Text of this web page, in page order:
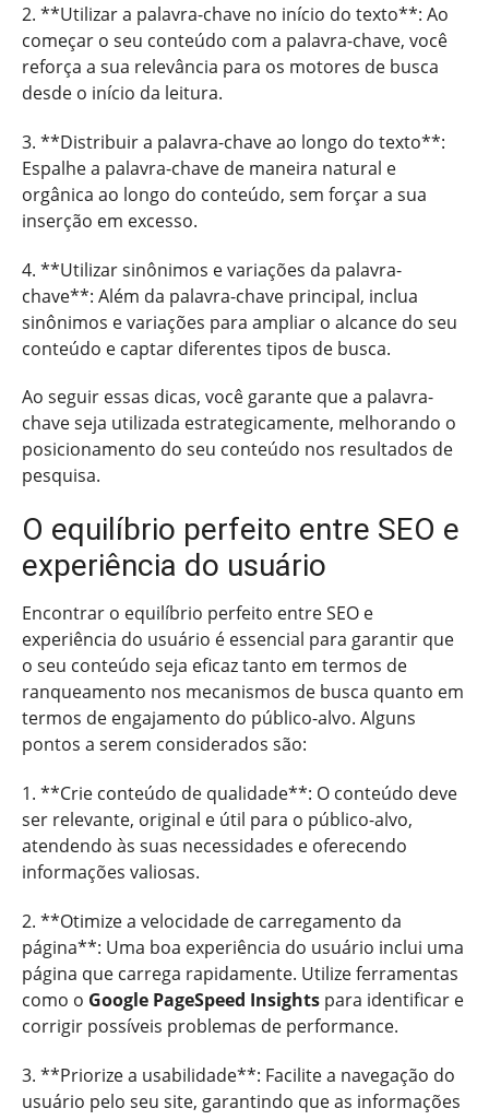
2. **Utilizar a palavra-chave no início do texto**: Ao
começar o seu conteúdo com a palavra-chave, você
reforça a sua relevância para os motores de busca
desde o início da leitura.
3. **Distribuir a palavra-chave ao longo do texto**:
Espalhe a palavra-chave de maneira natural e
orgânica ao longo do conteúdo, sem forçar a sua
inserção em excesso.
4. **Utilizar sinônimos e variações da palavra-
chave**: Além da palavra-chave principal, inclua
sinônimos e variações para ampliar o alcance do seu
conteúdo e captar diferentes tipos de busca.
Ao seguir essas dicas, você garante que a palavra-
chave seja utilizada estrategicamente, melhorando o
posicionamento do seu conteúdo nos resultados de
pesquisa.
O equilíbrio perfeito entre SEO e
experiência do usuário
Encontrar o equilíbrio perfeito entre SEO e
experiência do usuário é essencial para garantir que
o seu conteúdo seja eficaz tanto em termos de
ranqueamento nos mecanismos de busca quanto em
termos de engajamento do público-alvo. Alguns
pontos a serem considerados são:
1. **Crie conteúdo de qualidade**: O conteúdo deve
ser relevante, original e útil para o público-alvo,
atendendo às suas necessidades e oferecendo
informações valiosas.
2. **Otimize a velocidade de carregamento da
página**: Uma boa experiência do usuário inclui uma
página que carrega rapidamente. Utilize ferramentas
como o Google PageSpeed Insights para identificar e
corrigir possíveis problemas de performance.
3. **Priorize a usabilidade**: Facilite a navegação do
usuário pelo seu site, garantindo que as informações